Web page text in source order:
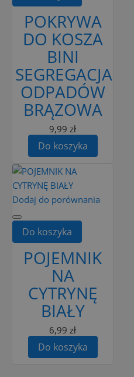
POKRYWA
DO KOSZA
BINI
SEGREGACJA
ODPADÓW
BRĄZOWA
9,99 zł
Do koszyka
Dodaj do porównania
Do koszyka
POJEMNIK
NA
CYTRYNĘ
BIAŁY
6,99 zł
Do koszyka